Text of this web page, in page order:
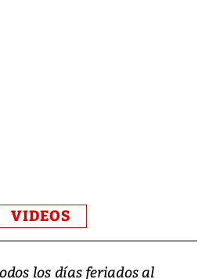
VIDEOS
los días feriados al